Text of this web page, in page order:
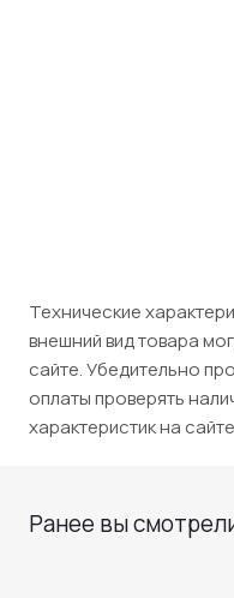
Технические
внешний вид товара
сайте. Убедительно
оплаты проверять
характеристик на
Ранее вы